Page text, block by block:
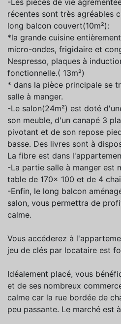
récentes sont très agréables
long balcon couvert(10m²):
*la grande cuisine
micro-ondes, frigidaire et
Nespresso, plaques à
fonctionnelle.( 13m²)
* dans la pièce principale se
salle à manger.
-Le salon(24m²) est doté
son meuble, d'un canapé 3
pivotant et de son repose
basse. Des livres sont à
La fibre est dans
-La partie salle à manger est
table de 170x 100 et de 4
-Enfin, le long balcon
salon, vous permettra de
calme.
Vous accéderez à
jeu de clés par locataire est
Idéalement placé, vous
et de ses nombreux
calme car la rue bordée de
peu passante. Le marché est